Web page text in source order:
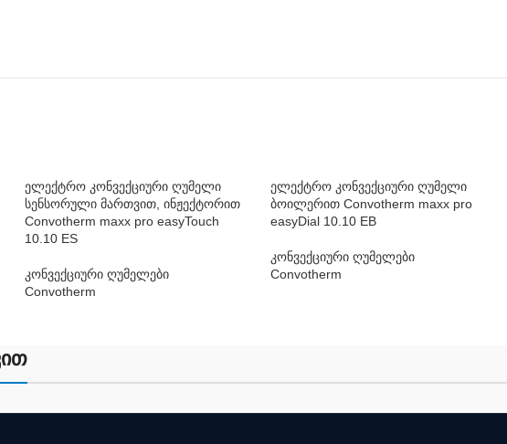
ელექტრო კონვექციური ღუმელი
სენსორული მართვით, ინჟექტორით
Convotherm maxx pro easyTouch
10.10 ES
კონვექციური ღუმელები
Convotherm
ელექტრო კონვექციური ღუმელი
ბოილერით Convotherm maxx pro
easyDial 10.10 EB
კონვექციური ღუმელები
Convotherm